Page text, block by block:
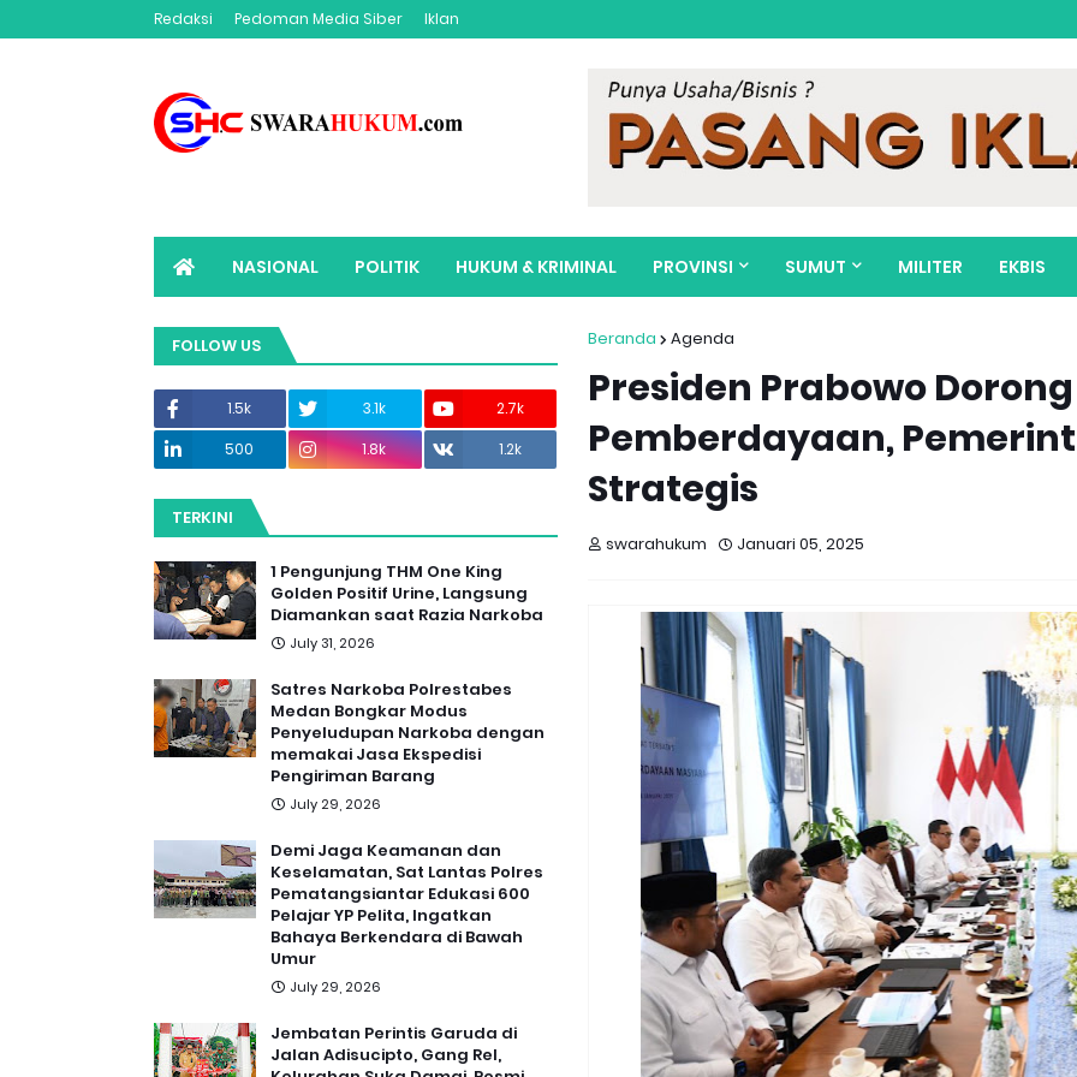
Redaksi Pedoman Media Siber Iklan
NASIONAL POLITIK HUKUM & KRIMINAL PROVINSI SUMUT MILITER EKBIS
ADVERTORIAL Beranda Agenda
Presiden Prabowo
Pemberdayaan,
Strategis
swarahukum Januari 05, 2025
FOLLOW US
1.5k 3.1k
2.7k
500
1.8k 1.2k
TERKINI
1 Pengunjung THM One King
Golden Positif Urine, Langsung
Diamankan saat Razia Narkoba
July 31, 2026
Satres Narkoba Polrestabes
Medan Bongkar Modus
Penyeludupan Narkoba dengan
memakai Jasa Ekspedisi
Pengiriman Barang
July 29, 2026
Demi Jaga Keamanan dan
Keselamatan, Sat Lantas Polres
Pematangsiantar Edukasi 600
Pelajar YP Pelita, Ingatkan
Bahaya Berkendara di Bawah
Umur
July 29, 2026
Jembatan Perintis Garuda di
Jalan Adisucipto, Gang Rel,